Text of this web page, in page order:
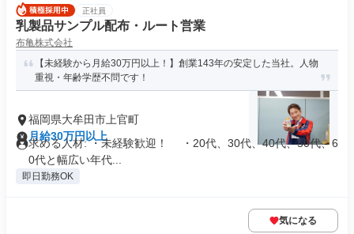
正社員
乳製品サンプル配布・ルート営業
布亀株式会社
【未経験から月給30万円以上！】創業143年の安定した当社。人物
重視・年齢学歴不問です！
福岡県大牟田市上官町
月給30万円以上
求める人材: ・未経験歓迎！ ・20代、30代、40代、50代、6
0代と幅広い年代...
即日勤務OK
気になる